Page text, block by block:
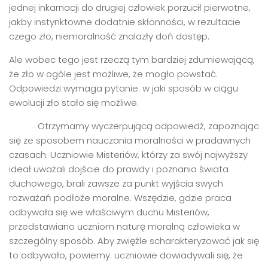
jednej inkarnacji do drugiej człowiek porzucił pierwotne,
jakby instynktowne dodatnie skłonności, w rezultacie
czego zło, niemoralność znalazły doń dostęp.
Ale wobec tego jest rzeczą tym bardziej zdumiewającą,
że zło w ogóle jest możliwe, że mogło powstać.
Odpowiedzi wymaga pytanie: w jaki sposób w ciągu
ewolucji zło stało się możliwe.
Otrzymamy wyczerpującą odpowiedź, zapoznając
się ze sposobem nauczania moralności w pradawnych
czasach. Uczniowie Misteriów, którzy za swój najwyższy
ideał uważali dojście do prawdy i poznania świata
duchowego, brali zawsze za punkt wyjścia swych
rozważań podłoże moralne. Wszędzie, gdzie praca
odbywała się we właściwym duchu Misteriów,
przedstawiano uczniom naturę moralną człowieka w
szczególny sposób. Aby zwięźle scharakteryzować jak się
to odbywało, powiemy: uczniowie dowiadywali się, że